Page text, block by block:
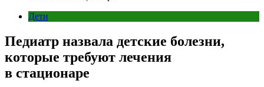
Дети
Педиатр назвала детские болезни,
которые требуют лечения
в стационаре